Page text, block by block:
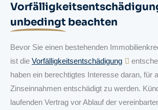
unbedingt beachten
Bevor Sie einen bestehenden
ist die Vorfälligkeitsentschädigung
haben ein berechtigtes Interesse daran, für
Zinseinnahmen entschädigt zu werden.
laufenden Vertrag vor Ablauf der